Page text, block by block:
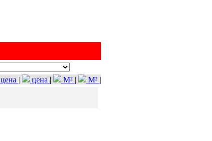
цена | цена | M² | M² |